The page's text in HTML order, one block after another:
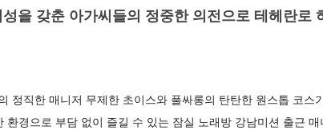
을 갖춘 아가씨들의 정중한 의전으로 테헤란로
정직한 매니저 무제한 초이스와 풀싸롱의 탄탄한 원스톱 코스
경으로 부담 없이 즐길 수 있는 잠실 노래방 강남미션 출근